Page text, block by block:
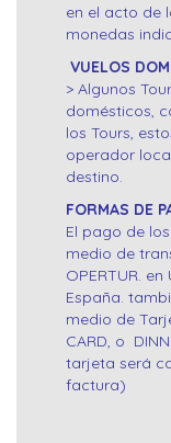
en el acto de
monedas
VUELOS
> Algunos
domésticos,
los Tours,
operador
destino.
FORMAS DE
El pago de
medio de
OPERTUR.
España.
medio de
CARD, o
tarjeta será
factura)